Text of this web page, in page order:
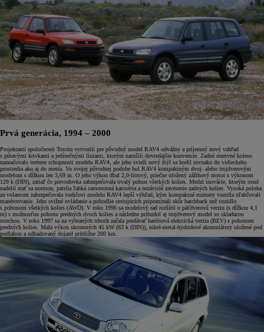
Prvá generácia, 1994 – 2000
Projektanti spoločnosti Toyota vytvorili pre pôvodný model RAV4 odvážny a príjemný nový vzhľad
s pútavými krivkami a jedinečnými líniami, ktorým narušili dovtedajšie konvencie. Zadné rezervné koleso
naznačovalo terénne schopnosti modelu RAV4, ale jeho svieži nový štýl sa hodil rovnako do vidieckeho
prostredia ako aj do mesta. Vo svojej pôvodnej podobe bol RAV4 kompaktným dvoj- alebo trojdverovým
modelom s dĺžkou len 3,69 m. O jeho výkon dbal 2,0-litrový, priečne uložený zážihový motor s výkonom
129 k (DIN), zatiaľ čo prevodovka zabezpečovala trvalý pohon všetkých kolies. Medzi inovácie, ktorým osud
nadelil stať sa normou, patrila ľahká samonosná karoséria a nezávislé zavesenie zadných kolies. Vysoká poloha
za volantom zabezpečovala vodičovi modelu RAV4 lepší výhľad, kým kompaktné rozmery vozidla uľahčovali
manévrovanie. Jeho svižné ovládanie a pohodlie cestujúcich pripomínali skôr hatchback než vozidlo
s pohonom všetkých kolies (AWD). V roku 1996 sa modelový rad rozšíril o päťdverovú verziu (s dĺžkou 4,1
m) s možnosťou pohonu predných dvoch kolies a následne pribudol aj trojdverový model so skladacou
strechou. V roku 1997 sa na vybraných trhoch začala predávať batériová elektrická verzia (BEV) s pohonom
predných kolies. Mala výkon skromných 45 kW (63 k (DIN)), nikel-metal-hydridové akumulátory uložené pod
podlahou a odhadovaný dojazd približne 200 km.